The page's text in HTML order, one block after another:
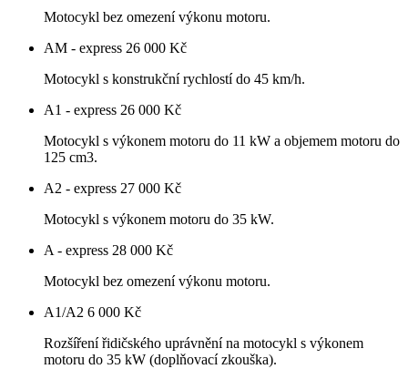
Motocykl bez omezení výkonu motoru.
AM - express 26 000 Kč
Motocykl s konstrukční rychlostí do 45 km/h.
A1 - express 26 000 Kč
Motocykl s výkonem motoru do 11 kW a objemem motoru do
125 cm3.
A2 - express 27 000 Kč
Motocykl s výkonem motoru do 35 kW.
A - express 28 000 Kč
Motocykl bez omezení výkonu motoru.
A1/A2 6 000 Kč
Rozšíření řidičského uprávnění na motocykl s výkonem
motoru do 35 kW (doplňovací zkouška).